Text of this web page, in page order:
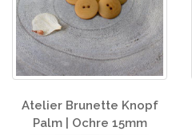
Atelier Brunette Knopf
Palm | Ochre 15mm